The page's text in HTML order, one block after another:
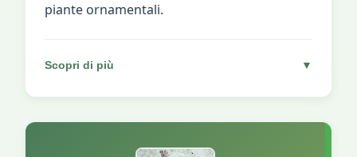
piante ornamentali.
Scopri di più ▼